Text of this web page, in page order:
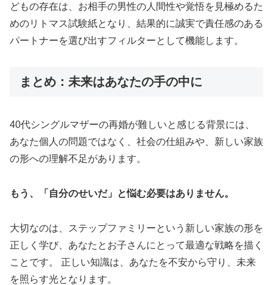
どもの存在は、お相手の男性の人間性や覚悟を見極めるた
めのリトマス試験紙となり、結果的に誠実で責任感のある
パートナーを選び出すフィルターとして機能します。
まとめ：未来はあなたの手の中に
40代シングルマザーの再婚が難しいと感じる背景には、
あなた個人の問題ではなく、社会の仕組みや、新しい家族
の形への理解不足があります。
もう、「自分のせいだ」と悩む必要はありません。
大切なのは、ステップファミリーという新しい家族の形を
正しく学び、あなたとお子さんにとって最適な戦略を描く
ことです。 正しい知識は、あなたを不安から守り、未来
を照らす光となります。